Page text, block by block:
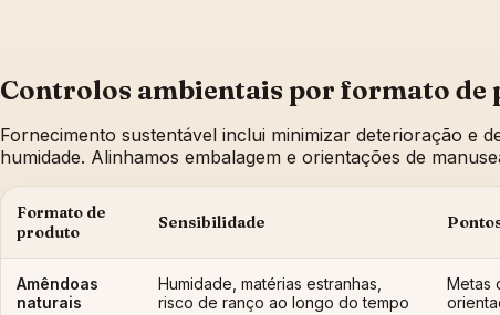
Controlos ambientais por formato de
Fornecimento sustentável inclui minimizar deterioração e
humidade. Alinhamos embalagem e orientações de
Formato de
produto
Sensibilidade
Amêndoas
naturais
Humidade, matérias estranhas,
risco de ranço ao longo do tempo
Metas